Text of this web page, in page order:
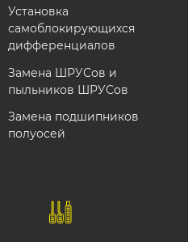
Установка
самоблокирующихся
дифференциалов
Замена ШРУСов и
пыльников ШРУСов
Замена подшипников
полуосей